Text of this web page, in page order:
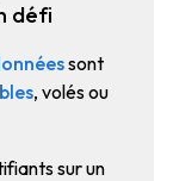
défi
sont
, volés ou
sur un